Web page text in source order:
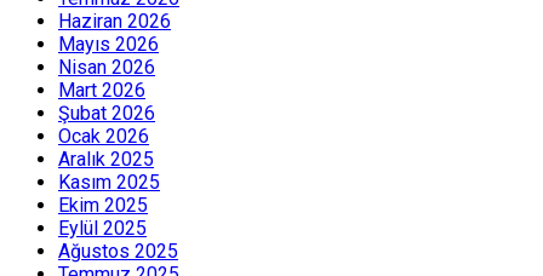
Haziran 2026
Mayıs 2026
Nisan 2026
Mart 2026
Şubat 2026
Ocak 2026
Aralık 2025
Kasım 2025
Ekim 2025
Eylül 2025
Ağustos 2025